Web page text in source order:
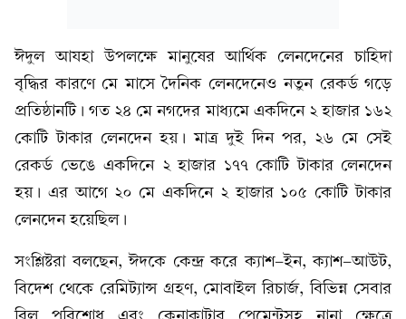
ঈদুল আযহা উপলক্ষে মানুষের আর্থিক লেনদেনের চাহিদা
বৃদ্ধির কারণে মে মাসে দৈনিক লেনদেনেও নতুন রেকর্ড গড়ে
প্রতিষ্ঠানটি। গত ২৪ মে নগদের মাধ্যমে একদিনে ২ হাজার ১৬২
কোটি টাকার লেনদেন হয়। মাত্র দুই দিন পর, ২৬ মে সেই
রেকর্ড ভেঙে একদিনে ২ হাজার ১৭৭ কোটি টাকার লেনদেন
হয়। এর আগে ২০ মে একদিনে ২ হাজার ১০৫ কোটি টাকার
লেনদেন হয়েছিল।
সংশ্লিষ্টরা বলছেন, ঈদকে কেন্দ্র করে ক্যাশ-ইন, ক্যাশ-আউট,
বিদেশ থেকে রেমিট্যান্স গ্রহণ, মোবাইল রিচার্জ, বিভিন্ন সেবার